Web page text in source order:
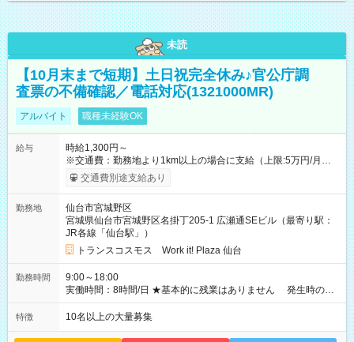
未読
【10月末まで短期】土日祝完全休み♪官公庁調
査票の不備確認／電話対応(1321000MR)
アルバイト 職種未経験OK
給与
時給1,300円～
※交通費：勤務地より1km以上の場合に支給（上限:5万円/月・
2,500円/日） ※残業代：残業発生時は1分単位で支給 ※研修中の
給与変動なし ＜ 収入例 ＞ ■週5日勤務の場合… 月収22万8,800
4日勤務の場合… 月収16万6,400円以上可能 ※交通費別途支給
（時給1,300円×8時間×16日） 【試用期間】試用期間なし
交通費別途支給あり
勤務地
仙台市宮城野区
宮城県仙台市宮城野区名掛丁205-1 広瀬通SEビル（最寄り駅：
JR各線「仙台駅」）
トランスコスモス Work it! Plaza 仙台
勤務時間
9:00～18:00
実働時間：8時間/日 ★基本的に残業はありません 発生時の残
業代は1分単位で支給いたします
特徴 10名以上の大量募集